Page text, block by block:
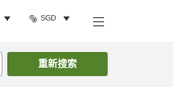
SGD
重新搜索
搜索客房